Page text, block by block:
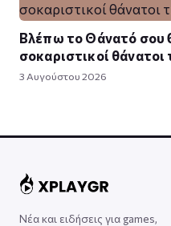
Βλέπω το Θάνατό σου
σοκαριστικοί θάνατοι
3 Αυγούστου 2026
Νέα και ειδήσεις για games,